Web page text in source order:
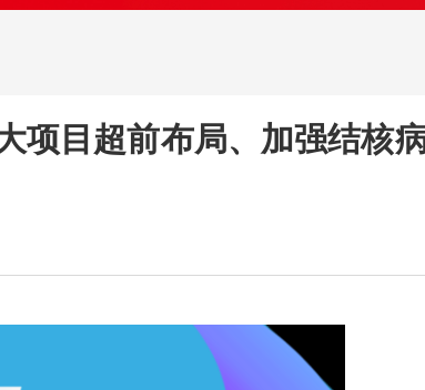
项目超前布局、加强结核